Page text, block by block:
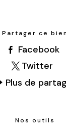
Partager ce bien
Facebook
Twitter
Plus de
Nos outils